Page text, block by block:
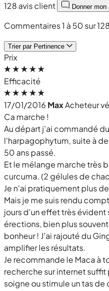
128 avis client
Donner mon
Commentaires 1 à 50 sur 128
Trier par Pertinence
Prix
Efficacité
17/01/2016 MaxAcheteur
Ca marche !
Au départ j'ai commandé
l'harpagophytum, suite à
50 ans passé.
Et le mélange marche très
curcuma. (2 gélules de
Je n'ai pratiquement plus
Mais je me suis rendu
jours d'un effet très évident
érections, bien plus
bonheur ! J'ai rajouté du
amplifier les résultats.
Je recommande le Maca à
recherche sur internet
soigne ou stimule un tas de